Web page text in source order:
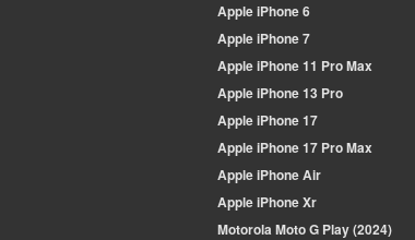
AppleiPhone 6
AppleiPhone 7
AppleiPhone 11 Pro Max
AppleiPhone 13 Pro
AppleiPhone 17
AppleiPhone 17 Pro Max
AppleiPhone Air
AppleiPhone Xr
MotorolaMoto G Play (2024)